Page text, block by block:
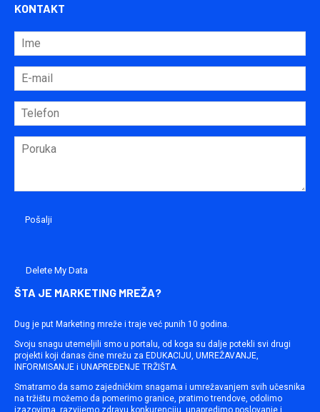
KONTAKT
Delete My Data
ŠTA JE MARKETING MREŽA?
Dug je put Marketing mreže i traje već punih 10 godina.
Svoju snagu utemeljili smo u portalu, od koga su dalje potekli svi drugi
projekti koji danas čine mrežu za EDUKACIJU, UMREŽAVANJE,
INFORMISANJE i UNAPREĐENJE TRŽIŠTA.
Smatramo da samo zajedničkim snagama i umrežavanjem svih učesnika
na tržištu možemo da pomerimo granice, pratimo trendove, odolimo
izazovima, razvijemo zdravu konkurenciju, unapredimo poslovanje i